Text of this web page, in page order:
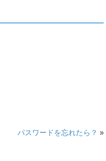
パスワードを忘れたら？ »